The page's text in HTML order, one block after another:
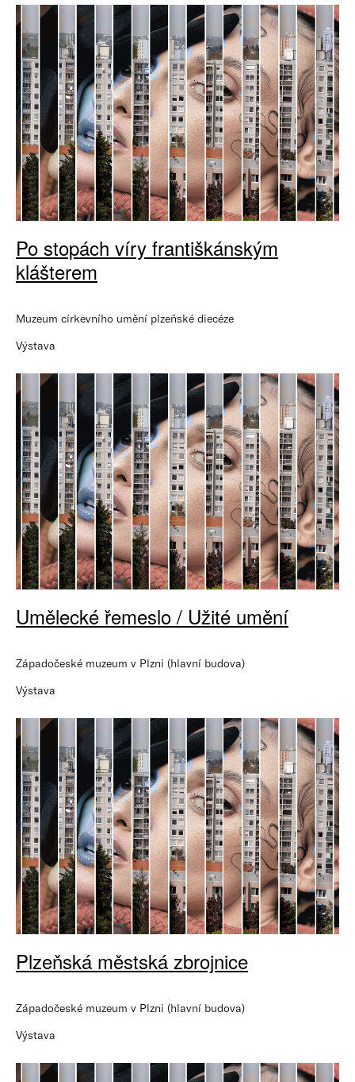
Po stopách víry františkánským
klášterem
Muzeum církevního umění plzeňské diecéze
Výstava
Umělecké řemeslo / Užité umění
Západočeské muzeum v Plzni (hlavní budova)
Výstava
Plzeňská městská zbrojnice
Západočeské muzeum v Plzni (hlavní budova)
Výstava